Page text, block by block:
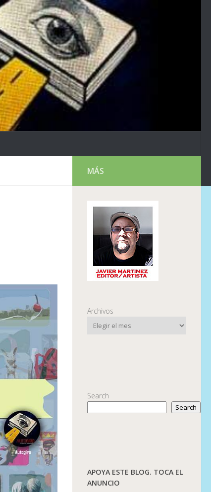
MÁS
Archivos
Search
Search
APOYA ESTE BLOG. TOCA EL
ANUNCIO